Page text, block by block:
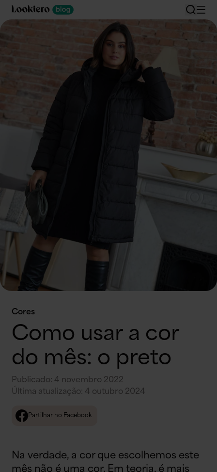
Cores
Como usar a cor
do mês: o preto
Publicado: 4 novembro 2022
Última atualização: 4 outubro 2024
Partilhar no Facebook
Na verdade, a cor que escolhemos este
mês não é uma cor. Em teoria, é mais